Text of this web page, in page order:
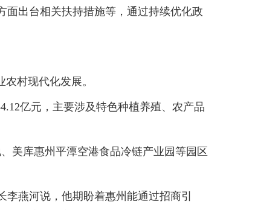
面出台相关扶持措施等，通过持续优化政
村现代化发展。
亿元，主要涉及特色种植养殖、农产品
美库惠州平潭空港食品冷链产业园等园区
燕河说，他期盼着惠州能通过招商引